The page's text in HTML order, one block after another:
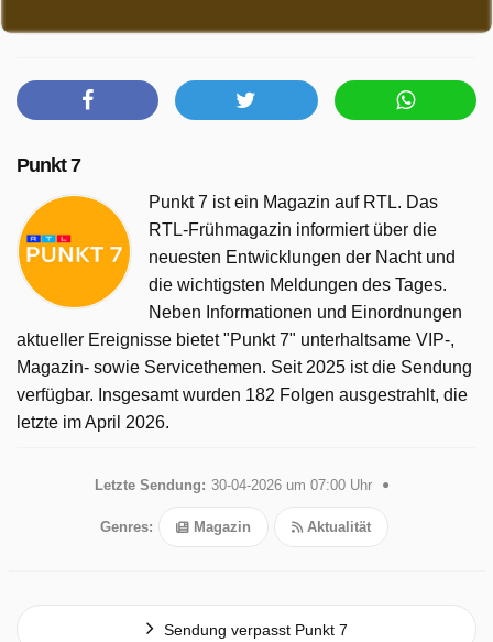
Punkt 7
Punkt 7 ist ein Magazin auf RTL. Das
RTL-Frühmagazin informiert über die
neuesten Entwicklungen der Nacht und
die wichtigsten Meldungen des Tages.
Neben Informationen und Einordnungen
aktueller Ereignisse bietet "Punkt 7" unterhaltsame VIP-,
Magazin- sowie Servicethemen. Seit 2025 ist die Sendung
verfügbar. Insgesamt wurden 182 Folgen ausgestrahlt, die
letzte im April 2026.
Letzte Sendung: 30-04-2026 um 07:00 Uhr
Genres: Magazin Aktualität
Sendung verpasst Punkt 7